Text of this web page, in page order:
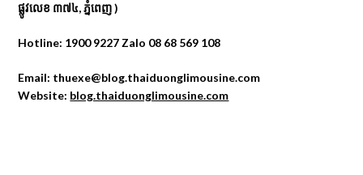
ផ្លូវលេខ ៣៧៤, ភ្នំពេញ )
Hotline: 1900 9227 Zalo 08 68 569 108
Email: thuexe@blog.thaiduonglimousine.com
Website: blog.thaiduonglimousine.com